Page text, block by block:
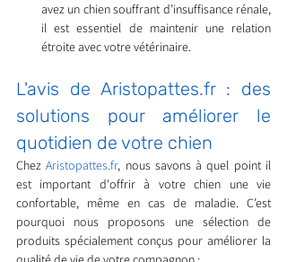
avez un chien souffrant d’insuffisance rénale,
il est essentiel de maintenir une relation
étroite avec votre vétérinaire.
L'avis de Aristopattes.fr : des
solutions pour améliorer le
quotidien de votre chien
Chez Aristopattes.fr, nous savons à quel point il
est important d'offrir à votre chien une vie
confortable, même en cas de maladie. C’est
pourquoi nous proposons une sélection de
produits spécialement conçus pour améliorer la